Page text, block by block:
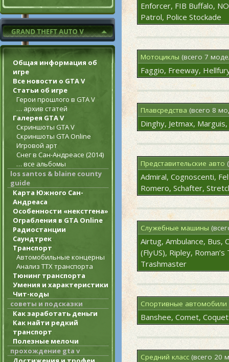
Общая информация об
игре
Все новости о GTA V
Статьи об игре
Герои прошлого в GTA V
… архив статей
Галерея GTA V
Скриншоты GTA V
Скриншоты GTA Online
Игровой арт
Снег в Сан-Андреасе (2014)
… все альбомы
los santos & blaine county
guide
Карта Южного Сан-
Андреаса
Особенности «некстгена»
Ограбления в GTA Online
Радиостанции
Саундтрек
Транспорт
Автомобильные концерны
Анализ ТТХ транспорта
Тюнинг транспорта
Умения и характеристики
Чит-коды
советы и подсказки
Как заработать деньги
Как найти редкий
транспорт
Полезные мелочи
прохождение gta v
Enforcer, FIB Buffalo,
Patrol, Police Stockade
Мотоциклы (всего 7
Faggio, Freeway,
Плавсредства (всего 8
Dinghy, Jetmax,
Представительские авто
Admiral, Cognoscenti,
Romero, Schafter,
Служебные машины
Airtug, Ambulance, Bus,
(FlyUS), Ripley,
Trashmaster
Спортивные автомобили
Banshee, Comet,
Средний класс(всего 20